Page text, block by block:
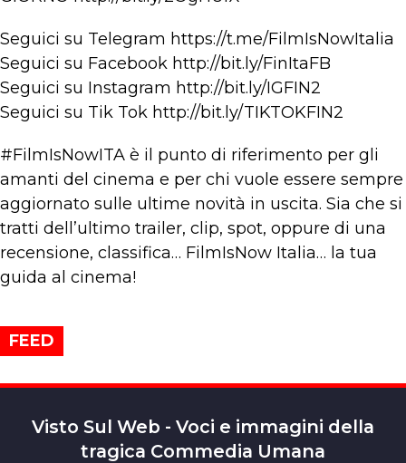
Seguici su Telegram https://t.me/FilmIsNowItalia
Seguici su Facebook http://bit.ly/FinItaFB
Seguici su Instagram http://bit.ly/IGFIN2
Seguici su Tik Tok http://bit.ly/TIKTOKFIN2
#FilmIsNowITA è il punto di riferimento per gli
amanti del cinema e per chi vuole essere sempre
aggiornato sulle ultime novità in uscita. Sia che si
tratti dell’ultimo trailer, clip, spot, oppure di una
recensione, classifica… FilmIsNow Italia… la tua
guida al cinema!
FEED
Visto Sul Web - Voci e immagini della
tragica Commedia Umana